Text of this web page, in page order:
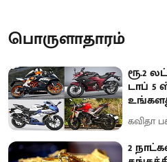
பொருளாதாரம்
ரூ.2
டாப்
கவிதா
2